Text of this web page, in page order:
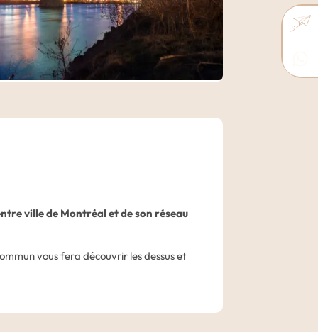
ville de Montréal et de son réseau
vous fera découvrir les dessus et
votre guide local et visiterez les